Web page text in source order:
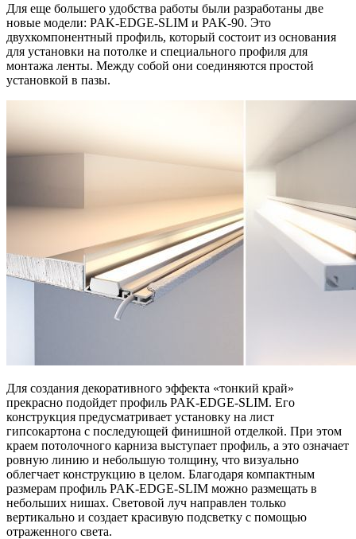
Для еще большего удобства работы были разработаны две
новые модели: PAK-EDGE-SLIM и PAK-90. Это
двухкомпонентный профиль, который состоит из основания
для установки на потолке и специального профиля для
монтажа ленты. Между собой они соединяются простой
установкой в пазы.
Для создания декоративного эффекта «тонкий край»
прекрасно подойдет профиль PAK-EDGE-SLIM. Его
конструкция предусматривает установку на лист
гипсокартона с последующей финишной отделкой. При этом
краем потолочного карниза выступает профиль, а это означает
ровную линию и небольшую толщину, что визуально
облегчает конструкцию в целом. Благодаря компактным
размерам профиль PAK-EDGE-SLIM можно размещать в
небольших нишах. Световой луч направлен только
вертикально и создает красивую подсветку с помощью
отраженного света.